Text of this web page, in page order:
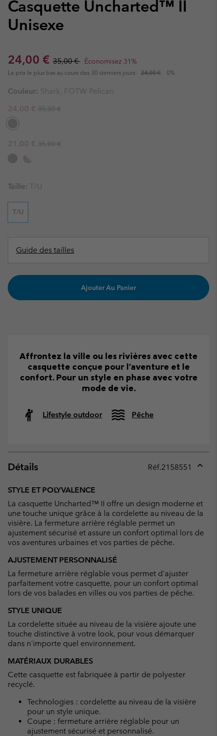
Casquette Uncharted™ II
Unisexe
Sale price:
24,00 € Regular price:
35,00 € Économisez 31%
Le prix le plus bas au cours des 30 derniers jours: 24,00 € 0%
Couleur: Shark, FOTW Pelican
Sale price:
24,00 € Regular price:
35,00 €
Sale price:
21,00 € Regular price:
35,00 €
Taille: T/U
T/U
Guide des tailles
Ajouter Au Panier
Affrontez la ville ou les rivières avec cette
casquette conçue pour l'aventure et le
confort. Pour un style en phase avec votre
mode de vie.
Lifestyle outdoor Pêche
Détails Réf.2158551
STYLE ET POLYVALENCE
La casquette Uncharted™ II offre un design moderne et
une touche unique grâce à la cordelette au niveau de la
visière. La fermeture arrière réglable permet un
ajustement sécurisé et assure un confort optimal lors de
vos aventures urbaines et vos parties de pêche.
AJUSTEMENT PERSONNALISÉ
La fermeture arrière réglable vous permet d'ajuster
parfaitement votre casquette, pour un confort optimal
lors de vos balades en villes ou vos parties de pêche.
STYLE UNIQUE
La cordelette située au niveau de la visière ajoute une
touche distinctive à votre look, pour vous démarquer
dans n'importe quel environnement.
MATÉRIAUX DURABLES
Cette casquette est fabriquée à partir de polyester
recyclé.
Technologies : cordelette au niveau de la visière
pour un style unique.
Coupe : fermeture arrière réglable pour un
ajustement sécurisé et personnalisé.